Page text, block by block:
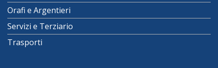
Orafi e Argentieri
Servizi e Terziario
Trasporti